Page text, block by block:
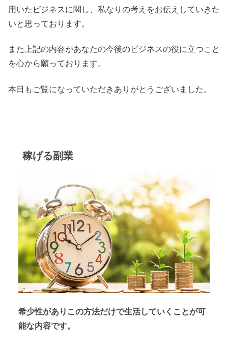
用いたビジネスに関し、私なりの考えをお伝えしていきた
いと思っております。
また上記の内容があなたの今後のビジネスの役に立つこと
を心から願っております。
本日もご覧になっていただきありがとうございました。
稼げる副業
希少性がありこの方法だけで生活していくことが可
能な内容です。